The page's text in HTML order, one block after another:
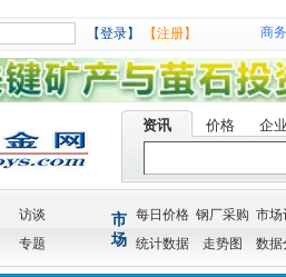
【登录】 【注册】 商
资讯 价格 企
访谈
专题
市
场
每日价格 钢厂采购 市场
统计数据
走势图 数据